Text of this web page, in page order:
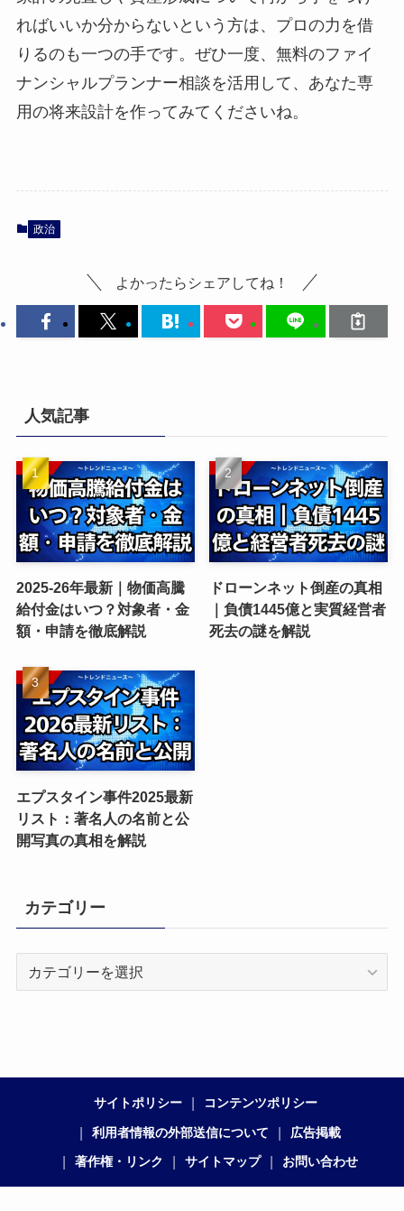
ればいいか分からないという方は、プロの力を借
りるのも一つの手です。ぜひ一度、無料のファイ
ナンシャルプランナー相談を活用して、あなた専
用の将来設計を作ってみてくださいね。
政治
よかったらシェアしてね！
人気記事
2025-26年最新｜物価高騰
給付金はいつ？対象者・金
額・申請を徹底解説
ドローンネット倒産の真相
｜負債1445億と実質経営者
死去の謎を解説
エプスタイン事件2025最新
リスト：著名人の名前と公
開写真の真相を解説
カテゴリー
サイトポリシー コンテンツポリシー
利用者情報の外部送信について 広告掲載
著作権・リンク サイトマップ お問い合わせ